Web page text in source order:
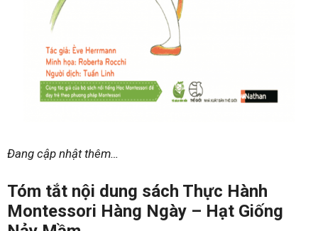
Đang cập nhật thêm…
Tóm tắt nội dung sách Thực Hành
Montessori Hàng Ngày – Hạt Giống